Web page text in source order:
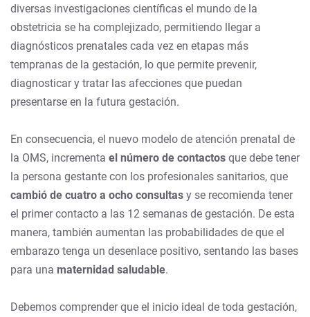
diversas investigaciones científicas el mundo de la
obstetricia se ha complejizado, permitiendo llegar a
diagnósticos prenatales cada vez en etapas más
tempranas de la gestación, lo que permite prevenir,
diagnosticar y tratar las afecciones que puedan
presentarse en la futura gestación.
En consecuencia, el nuevo modelo de atención prenatal de
la OMS, incrementa el número de contactos que debe tener
la persona gestante con los profesionales sanitarios, que
cambió de cuatro a ocho consultas y se recomienda tener
el primer contacto a las 12 semanas de gestación. De esta
manera, también aumentan las probabilidades de que el
embarazo tenga un desenlace positivo, sentando las bases
para una maternidad saludable.
Debemos comprender que el inicio ideal de toda gestación,